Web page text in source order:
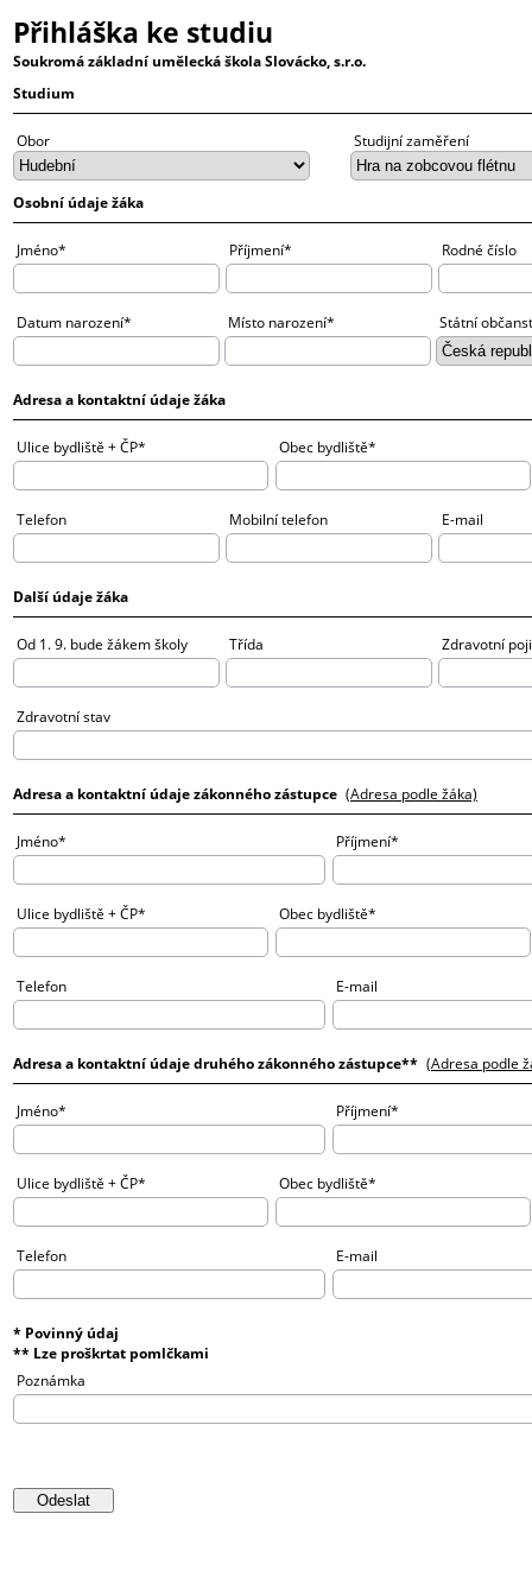
Přihláška ke studiu
Soukromá základní umělecká škola Slovácko, s.r.o.
Studium
Obor Studijní zaměření
Osobní údaje žáka
Jméno* Příjmení* Rodné číslo
Datum narození* Místo narození* Státní
Adresa a kontaktní údaje žáka
Ulice bydliště + ČP* Obec bydliště*
Telefon Mobilní telefon E-mail
Další údaje žáka
Od 1. 9. bude žákem školy Třída Zdravotní
Zdravotní stav
Adresa a kontaktní údaje zákonného zástupce (Adresa podle žáka)
Jméno* Příjmení*
Ulice bydliště + ČP* Obec bydliště*
Telefon E-mail
Adresa a kontaktní údaje druhého zákonného zástupce** (Adresa podle
Jméno* Příjmení*
Ulice bydliště + ČP* Obec bydliště*
Telefon E-mail
* Povinný údaj
** Lze proškrtat pomlčkami
Poznámka